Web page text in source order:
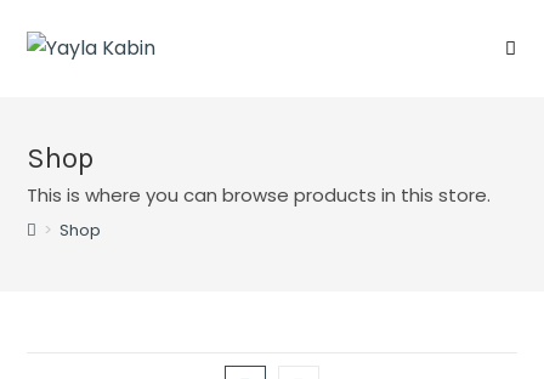
Shop
This is where you can browse products in this store.
> Shop